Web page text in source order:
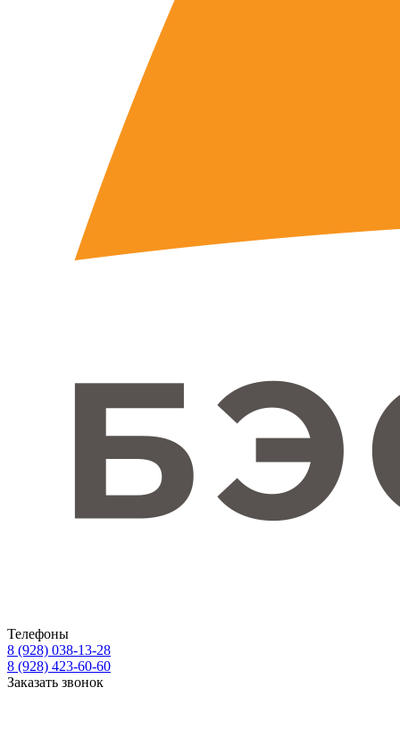
Телефоны
8 (928) 038-13-28
8 (928) 423-60-60
Заказать звонок